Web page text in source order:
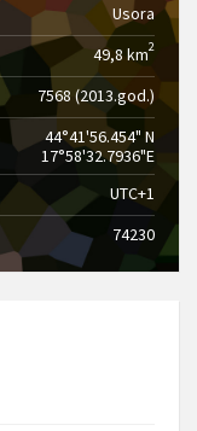
Usora
49,8 km2
7568 (2013.god.)
44°41'56.454" N
17°58'32.7936"E
UTC+1
74230